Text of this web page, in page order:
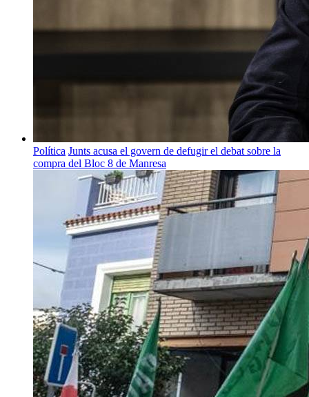
Política Junts acusa el govern de defugir el debat sobre la
compra del Bloc 8 de Manresa